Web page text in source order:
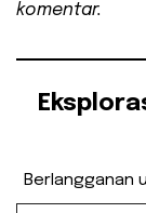
komentar.
Berlangganan
Ketikkan email Anda...